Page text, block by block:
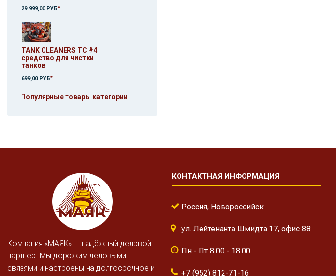
29.999,00 РУБ*
TANK CLEANERS ТС #4
средство для чистки
танков
699,00 РУБ*
Популярные товары категории
Компания «МАЯК» — надёжный деловой
партнёр. Мы дорожим деловыми
связями и настроены на долгосрочное и
КОНТАКТНАЯ ИНФОРМАЦИЯ
Россия, Новороссийск
ул. Лейтенанта Шмидта 17, офис 88
Пн - Пт 8.00 - 18.00
+7 (952) 812-71-16